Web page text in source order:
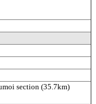
section (35.7km)